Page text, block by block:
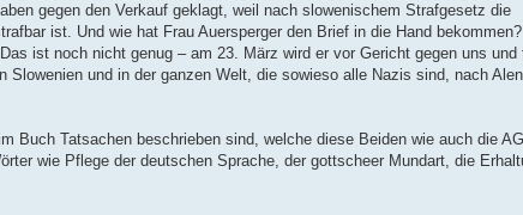
gegen den Verkauf geklagt, weil nach slowenischem Strafgesetz die
ist. Und wie hat Frau Auersperger den Brief in die Hand
ist noch nicht genug – am 23. März wird er vor Gericht gegen uns und
und in der ganzen Welt, die sowieso alle Nazis sind, nach
Buch Tatsachen beschrieben sind, welche diese Beiden wie auch die
wie Pflege der deutschen Sprache, der gottscheer Mundart, die